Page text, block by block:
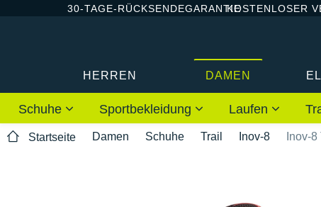
30-TAGE-RÜCKSENDEGARANTIEKOSTENLOSER
HERREN DAMEN
Schuhe Sportbekleidung Laufen
Startseite Damen Schuhe Trail Inov-8 Inov-